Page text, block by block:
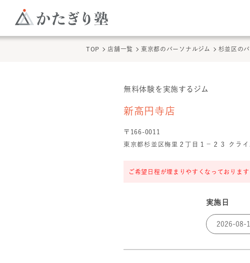
TOP 店舗一覧 東京都のパーソナルジム 杉並区の
無料体験を実施するジム
新高円寺店の無料体験
新高円寺店
〒 166-0011
東京都杉並区梅里２丁目１−２３ クライ
ご希望日程が埋まりやすくなっておりま
実施日